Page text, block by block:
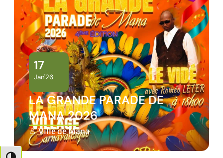
17
Jan'26
LA GRANDE PARADE DE
MANA 2026
Ville de Mana